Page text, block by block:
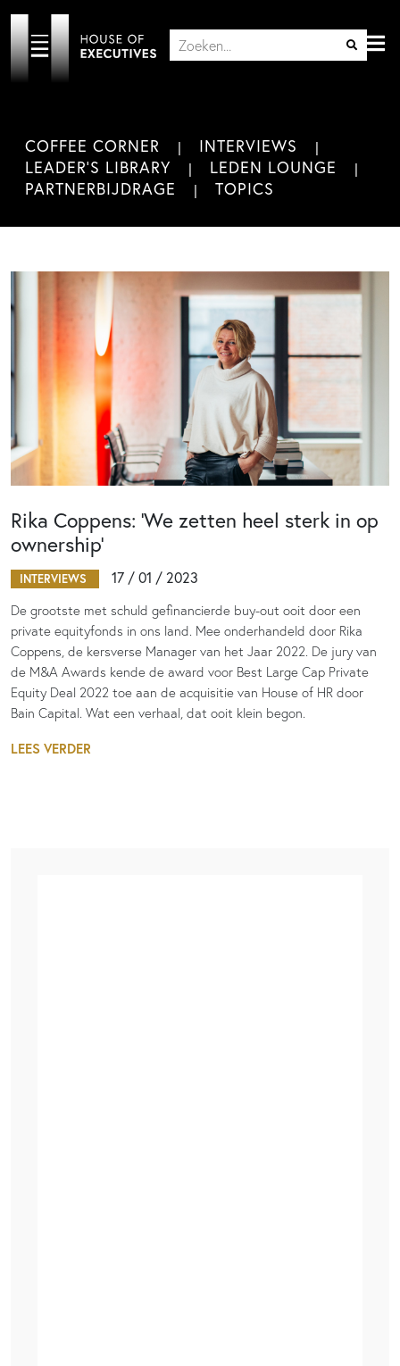
COFFEE CORNER
INTERVIEWS
LEADER'S LIBRARY
LEDEN LOUNGE
PARTNERBIJDRAGE
TOPICS
Rika Coppens: ‘We zetten heel sterk in op
ownership’
INTERVIEWS 17 / 01 / 2023
De grootste met schuld gefinancierde buy-out ooit door een
private equityfonds in ons land. Mee onderhandeld door Rika
Coppens, de kersverse Manager van het Jaar 2022. De jury van
de M&A Awards kende de award voor Best Large Cap Private
Equity Deal 2022 toe aan de acquisitie van House of HR door
Bain Capital. Wat een verhaal, dat ooit klein begon.
LEES VERDER